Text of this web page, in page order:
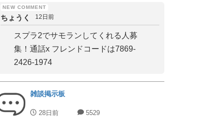
ちょうく 12日前
スプラ2でサモランしてくれる人募
集！通話x フレンドコードは7869-
2426-1974
雑談掲示板
28日前 5529